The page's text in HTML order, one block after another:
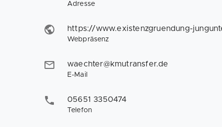
Adresse
https://www.existenzgruendung-
Webpräsenz
waechter@kmutransfer.de
E-Mail
05651 3350474
Telefon